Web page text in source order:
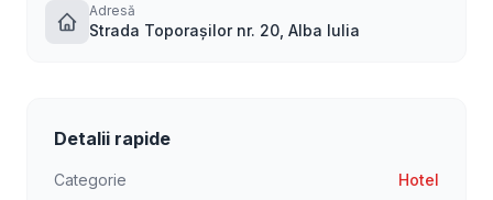
Adresă
Strada Toporașilor nr. 20, Alba Iulia
Detalii rapide
Categorie
Hotel